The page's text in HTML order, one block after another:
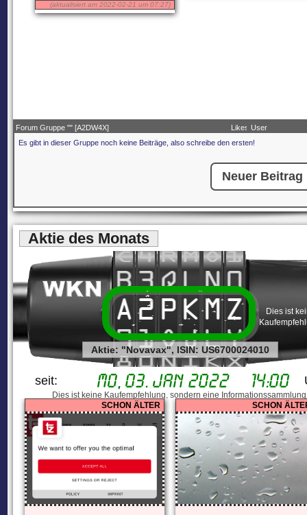
(aktualisiert am 2022-02-21 um 07:27)
Forum Gruppe "" [A2DW4X] Likes User
Es gibt in dieser Gruppe noch keine Beiträge, also schreibe den ersten!
Neuer Beitrag
Aktie des Monats
Aktie: "Novavax", ISIN: US6700024010
seit: Mo, 03. Jan 2022 14:00
Dies ist keine Kaufempfehlung, sondern eine
C
B
A
9
8
4
3
2
1
0
R
Q
P
O
N
M
L
K
J
I
O
N
M
L
K
1
0
Z
Y
X
Dies ist
SCHON ÄLTER SCHON